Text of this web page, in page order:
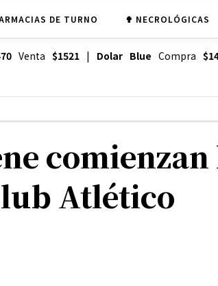
DE TURNO ✟ NECROLÓGICAS
Venta $1521| Dolar Blue Compra
Atlético